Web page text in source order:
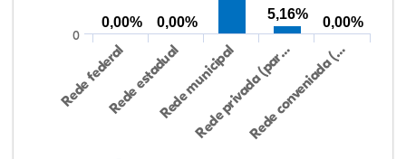
Rede federalRede estadualRede municipal
Rede privada (par…Rede conveniada (…
0
0,00% 0,00%
5,16%
0,00%